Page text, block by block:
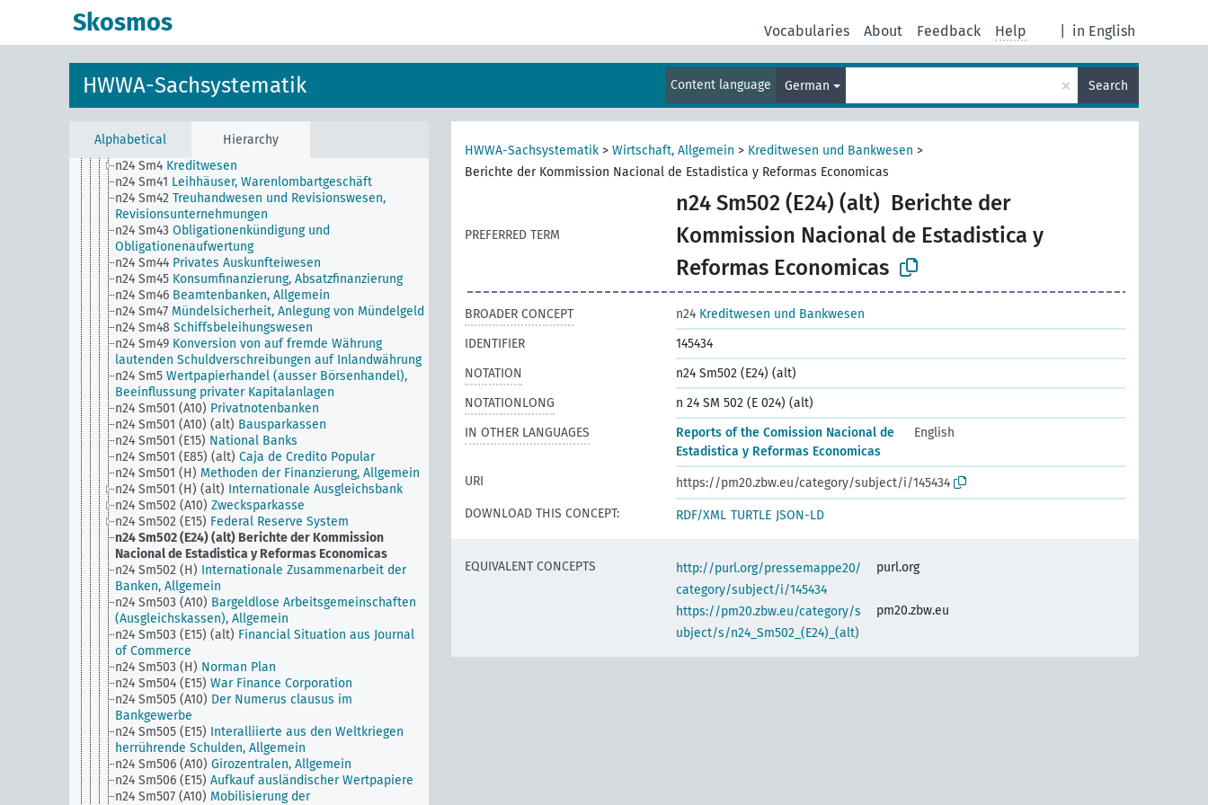
Skosmos in English
Vocabularies About Feedback Help
HWWA-Sachsystematik Content language German × Search
Alphabetical Hierarchy
n24 Sm35
n24 Sm38 Öffentliche und private Bankenstützung,
Verstaatlichung der Banken
hinterlegte Effekten
Verstaatlichung der Banken
n24 Sm4 Kreditwesen
n24 Sm41 Leihhäuser, Warenlombartgeschäft
n24 Sm42 Treuhandwesen und Revisionswesen,
Revisionsunternehmungen
n24 Sm43 Obligationenkündigung und
Obligationenaufwertung
n24 Sm44 Privates Auskunfteiwesen
n24 Sm45 Konsumfinanzierung, Absatzfinanzierung
n24 Sm46 Beamtenbanken, Allgemein
n24 Sm47 Mündelsicherheit, Anlegung von Mündelgeld
n24 Sm48 Schiffsbeleihungswesen
n24 Sm49 Konversion von auf fremde Währung
lautenden Schuldverschreibungen auf Inlandwährung
n24 Sm5 Wertpapierhandel (ausser Börsenhandel),
Beeinflussung privater Kapitalanlagen
n24 Sm501 (A10) Privatnotenbanken
n24 Sm501 (A10) (alt) Bausparkassen
n24 Sm501 (E15) National Banks
n24 Sm501 (E85) (alt) Caja de Credito Popular
n24 Sm501 (H) Methoden der Finanzierung, Allgemein
n24 Sm501 (H) (alt) Internationale Ausgleichsbank
n24 Sm502 (A10) Zwecksparkasse
n24 Sm502 (E15) Federal Reserve System
n24 Sm502 (E24) (alt) Berichte der Kommission
Nacional de Estadistica y Reformas Economicas
n24 Sm502 (H) Internationale Zusammenarbeit der
Banken, Allgemein
n24 Sm503 (A10) Bargeldlose Arbeitsgemeinschaften
(Ausgleichskassen), Allgemein
n24 Sm503 (E15) (alt) Financial Situation aus Journal
of Commerce
n24 Sm503 (H) Norman Plan
n24 Sm504 (E15) War Finance Corporation
n24 Sm505 (A10) Der Numerus clausus im
Bankgewerbe
n24 Sm505 (E15) Interalliierte aus den Weltkriegen
herrührende Schulden, Allgemein
n24 Sm506 (A10) Girozentralen, Allgemein
n24 Sm506 (E15) Aufkauf ausländischer Wertpapiere
n24 Sm507 (A10) Mobilisierung der
HWWA-Sachsystematik > Wirtschaft, Allgemein > Kreditwesen und Bankwesen >
Berichte der Kommission Nacional de Estadistica y Reformas Economicas
PREFERRED TERM
n24 Sm502 (E24) (alt) Berichte der
Kommission Nacional de Estadistica y
Reformas Economicas
BROADER CONCEPT n24 Kreditwesen und Bankwesen
IDENTIFIER
145434
NOTATION
n24 Sm502 (E24) (alt)
NOTATIONLONG
n 24 SM 502 (E 024) (alt)
IN OTHER LANGUAGES
Reports of the Comission Nacional de
Estadistica y Reformas Economicas
English
URI
https://pm20.zbw.eu/category/subject/i/145434
DOWNLOAD THIS CONCEPT:
RDF/XML TURTLE JSON-LD
EQUIVALENT CONCEPTS
http://purl.org/pressemappe20/
category/subject/i/145434
purl.org
https://pm20.zbw.eu/category/s
ubject/s/n24_Sm502_(E24)_(alt)
pm20.zbw.eu